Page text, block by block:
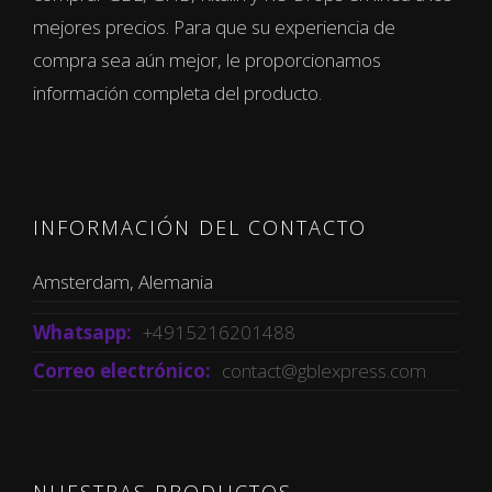
mejores precios. Para que su experiencia de
compra sea aún mejor, le proporcionamos
información completa del producto.
INFORMACIÓN DEL CONTACTO
Amsterdam, Alemania
Whatsapp: +4915216201488
Correo electrónico: contact@gblexpress.com